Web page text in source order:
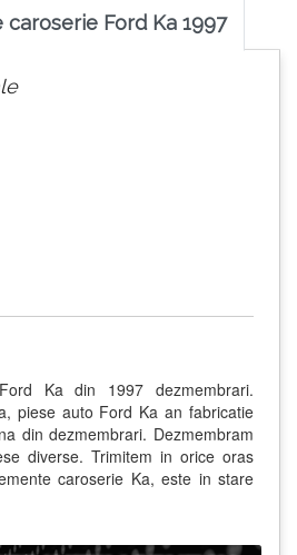
Ford Ka 1997
Ka din 1997 dezmembrari.
piese auto Ford Ka an fabricatie
din dezmembrari. Dezmembram
diverse. Trimitem in orice oras
caroserie Ka, este in stare